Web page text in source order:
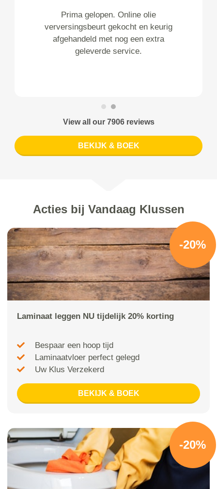
Prima gelopen. Online olie
verversingsbeurt gekocht en keurig
afgehandeld met nog een extra
geleverde service.
View all our 7906 reviews
BEKIJK & BOEK
Acties bij Vandaag Klussen
-20%
Laminaat leggen NU tijdelijk 20% korting
Bespaar een hoop tijd
Laminaatvloer perfect gelegd
Uw Klus Verzekerd
BEKIJK & BOEK
-20%